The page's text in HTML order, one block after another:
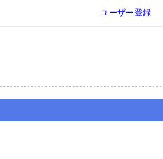
ユーザー登録